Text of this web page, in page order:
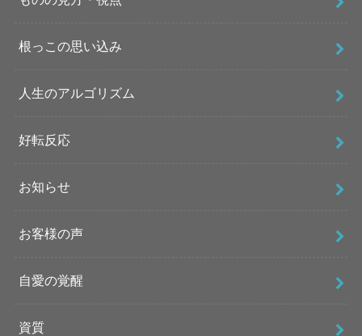
根っこの思い込み
人生のアルゴリズム
好転反応
お知らせ
お客様の声
自愛の覚醒
資質